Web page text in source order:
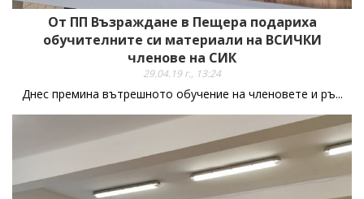
От ПП Възраждане в Пещера подариха
обучителните си материали на ВСИЧКИ
членове на СИК
29.04.19 г., 13:24
Днес премина вътрешното обучение на членовете и ръ...